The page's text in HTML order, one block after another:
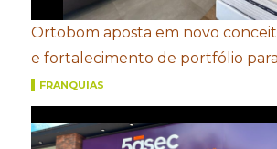
Ortobom aposta em novo
e fortalecimento de portfólio para
FRANQUIAS